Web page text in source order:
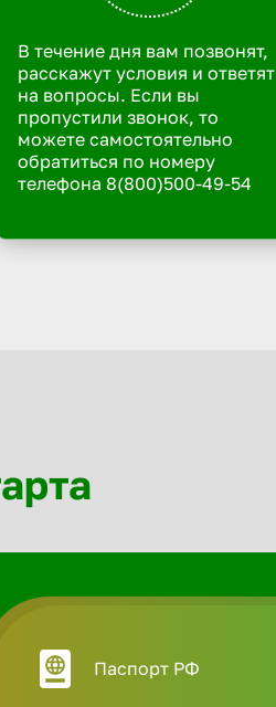
В течение дня вам позвонят,
расскажут условия и ответят
на вопросы. Если вы
пропустили звонок, то
можете самостоятельно
обратиться по номеру
телефона 8(800)500-49-54
Паспорт РФ